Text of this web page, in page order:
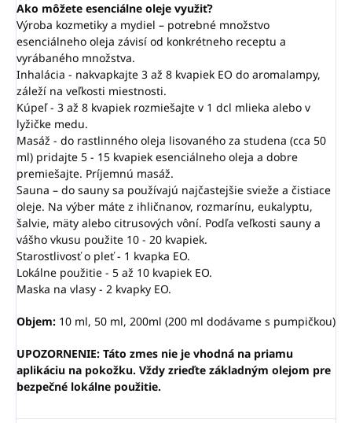
Ako môžete esenciálne oleje využiť?
Výroba kozmetiky a mydiel – potrebné množstvo
esenciálneho oleja závisí od konkrétneho receptu a
vyrábaného množstva.
Inhalácia - nakvapkajte 3 až 8 kvapiek EO do aromalampy,
záleží na veľkosti miestnosti.
Kúpeľ - 3 až 8 kvapiek rozmiešajte v 1 dcl mlieka alebo v
lyžičke medu.
Masáž - do rastlinného oleja lisovaného za studena (cca 50
ml) pridajte 5 - 15 kvapiek esenciálneho oleja a dobre
premiešajte. Príjemnú masáž.
Sauna – do sauny sa používajú najčastejšie svieže a čistiace
oleje. Na výber máte z ihličnanov, rozmarínu, eukalyptu,
šalvie, mäty alebo citrusových vôní. Podľa veľkosti sauny a
vášho vkusu použite 10 - 20 kvapiek.
Starostlivosť o pleť - 1 kvapka EO.
Lokálne použitie - 5 až 10 kvapiek EO.
Maska na vlasy - 2 kvapky EO.
Objem: 10 ml, 50 ml, 200ml (200 ml dodávame s pumpičkou)
UPOZORNENIE: Táto zmes nie je vhodná na priamu
aplikáciu na pokožku. Vždy zrieďte základným olejom pre
bezpečné lokálne použitie.